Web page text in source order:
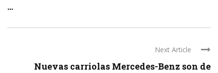
...
Next Article
Nuevas carriolas Mercedes-Benz son de